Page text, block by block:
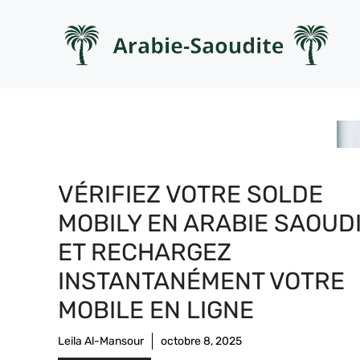
VÉRIFIEZ VOTRE SOLDE
MOBILY EN ARABIE
ET RECHARGEZ
INSTANTANÉMENT VOTRE
MOBILE EN LIGNE
Leila Al-Mansour octobre 8, 2025